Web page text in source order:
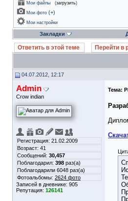
Мои файлы
(загрузить)
Мои фото (+)
Мои настройки
Закладки
Ответить в этой теме Перейти в
04.07.2012, 12:17
Admin
Crow indian
Регистрация: 21.02.2009
Возраст: 41
Сообщений: 30,457
Поблагодарил: 398 раз(а)
Поблагодарили 6048 раз(а)
Фотоальбомы: 2624 фото
Записей в дневнике: 905
Репутация: 126141
Тема: